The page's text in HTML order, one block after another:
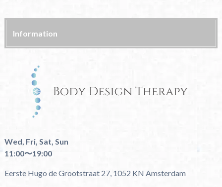
Information
Wed, Fri, Sat, Sun
11:00〜19:00
Eerste Hugo de Grootstraat 27, 1052 KN Amsterdam